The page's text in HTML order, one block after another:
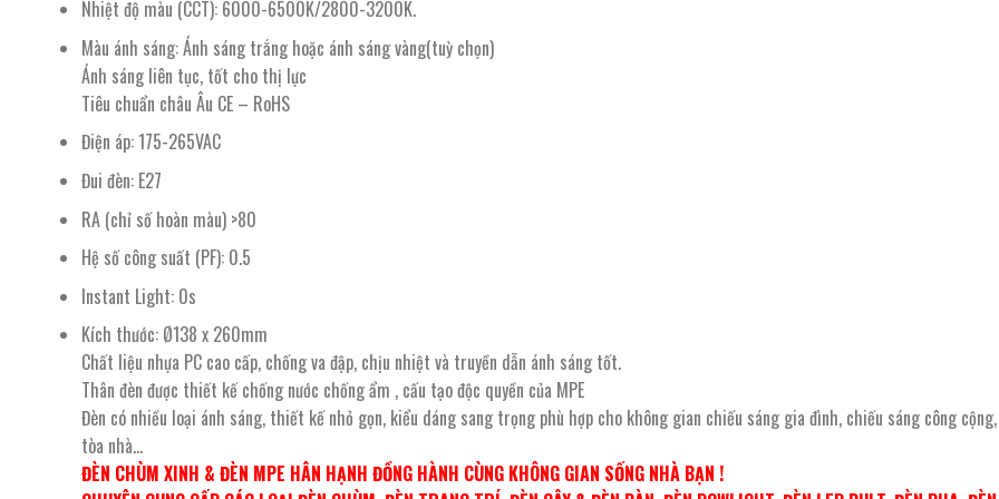
Nhiệt độ màu (CCT): 6000-6500K/2800-3200K.
Màu ánh sáng: Ánh sáng trắng hoặc ánh sáng vàng(tuỳ chọn)
Ánh sáng liên tục, tốt cho thị lực
Tiêu chuẩn châu Âu CE – RoHS
Điện áp: 175-265VAC
Đui đèn: E27
RA (chỉ số hoàn màu) >80
Hệ số công suất (PF): 0.5
Instant Light: 0s
Kích thước: Ø138 x 260mm
Chất liệu nhựa PC cao cấp, chống va đập, chịu nhiệt và truyền dẫn ánh sáng tốt.
Thân đèn được thiết kế chống nước chống ẩm , cấu tạo độc quyền của MPE
Đèn có nhiều loại ánh sáng, thiết kế nhỏ gọn, kiểu dáng sang trọng phù hợp cho không gian chiếu sáng gia đình, chiếu sáng công
tòa nhà…
ĐÈN CHÙM XINH & ĐÈN MPE HÂN HẠNH ĐỒNG HÀNH CÙNG KHÔNG GIAN SỐNG NHÀ BẠN !